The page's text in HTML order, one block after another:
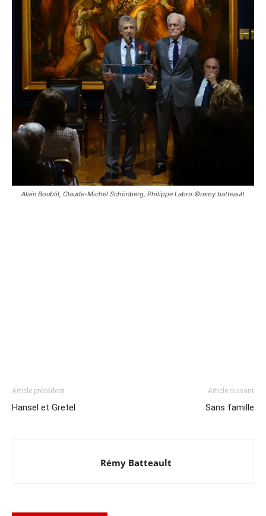
Alain Boublil, Claude-Michel Schönberg, Philippe Labro ©remy batteault
Article précédent
Hansel et Gretel
Article suivant
Sans famille
Rémy Batteault